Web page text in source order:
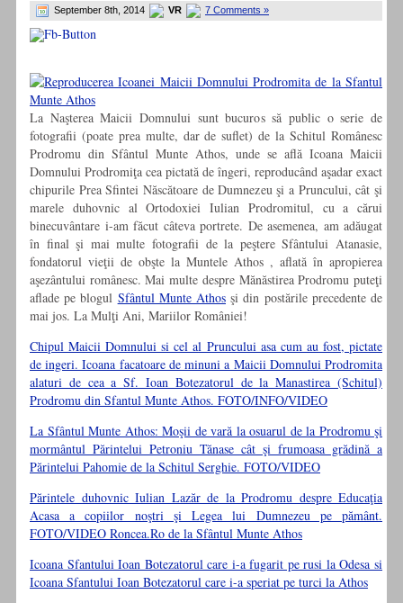
September 8th, 2014 VR 7 Comments »
La Naşterea Maicii Domnului sunt bucuros să public o serie de
fotografii (poate prea multe, dar de suflet) de la Schitul Românesc
Prodromu din Sfântul Munte Athos, unde se află Icoana Maicii
Domnului Prodromiţa cea pictată de îngeri, reproducând aşadar exact
chipurile Prea Sfintei Născătoare de Dumnezeu şi a Pruncului, cât şi
marele duhovnic al Ortodoxiei Iulian Prodromitul, cu a cărui
binecuvântare i-am făcut câteva portrete. De asemenea, am adăugat
în final şi mai multe fotografii de la peştere Sfântului Atanasie,
fondatorul vieţii de obşte la Muntele Athos , aflată în apropierea
aşezântului românesc. Mai multe despre Mănăstirea Prodromu puteţi
aflade pe blogul Sfântul Munte Athos şi din postările precedente de
mai jos. La Mulţi Ani, Mariilor României!
Chipul Maicii Domnului si cel al Pruncului asa cum au fost, pictate
de ingeri. Icoana facatoare de minuni a Maicii Domnului Prodromita
alaturi de cea a Sf. Ioan Botezatorul de la Manastirea (Schitul)
Prodromu din Sfantul Munte Athos. FOTO/INFO/VIDEO
La Sfântul Munte Athos: Moşii de vară la osuarul de la Prodromu şi
mormântul Părintelui Petroniu Tănase cât şi frumoasa grădină a
Părintelui Pahomie de la Schitul Serghie. FOTO/VIDEO
Părintele duhovnic Iulian Lazăr de la Prodromu despre Educaţia
Acasa a copiilor noştri şi Legea lui Dumnezeu pe pământ.
FOTO/VIDEO Roncea.Ro de la Sfântul Munte Athos
Icoana Sfantului Ioan Botezatorul care i-a fugarit pe rusi la Odesa si
Icoana Sfantului Ioan Botezatorul care i-a speriat pe turci la Athos